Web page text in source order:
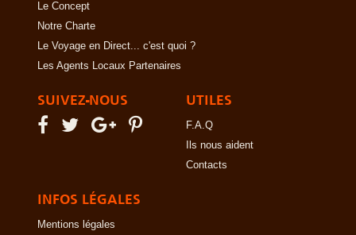
Le Concept
Notre Charte
Le Voyage en Direct... c'est quoi ?
Les Agents Locaux Partenaires
SUIVEZ-NOUS UTILES
F.A.Q
Ils nous aident
Contacts
INFOS LÉGALES
Mentions légales